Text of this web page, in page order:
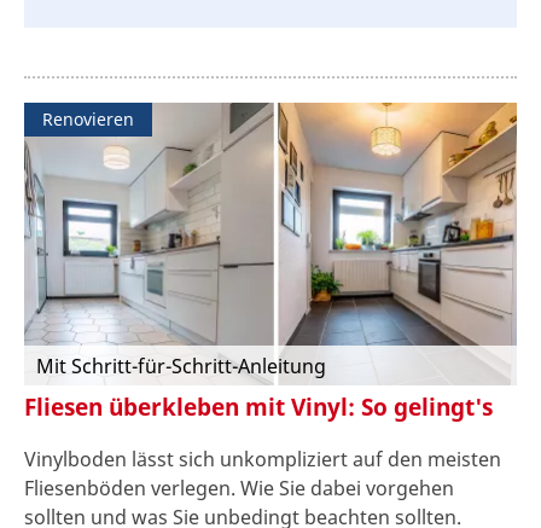
Renovieren
Mit Schritt-für-Schritt-Anleitung
Fliesen überkleben mit Vinyl: So gelingt's
Vinylboden lässt sich unkompliziert auf den meisten
Fliesenböden verlegen. Wie Sie dabei vorgehen
sollten und was Sie unbedingt beachten sollten.